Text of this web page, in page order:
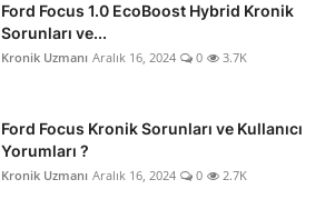
Ford Focus 1.0 EcoBoost Hybrid Kronik
Sorunları ve...
Kronik Uzmanı Aralık 16, 2024 0 3.7K
Ford Focus Kronik Sorunları ve Kullanıcı
Yorumları ?
Kronik Uzmanı Aralık 16, 2024 0 2.7K